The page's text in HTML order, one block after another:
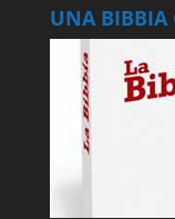
UNA BIBBIA